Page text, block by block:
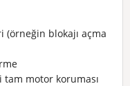
blokajı açma
motor koruması